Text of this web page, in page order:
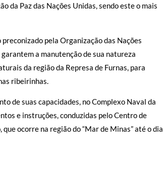
da Paz das Nações Unidas, sendo este o mais
pela Organização das Nações
a manutenção de sua natureza
da região da Represa de Furnas, para
ribeirinhas.
de suas capacidades, no Complexo Naval da
e instruções, conduzidas pelo Centro de
ocorre na região do “Mar de Minas” até o dia